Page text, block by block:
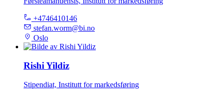
+4746410146
stefan.worm@bi.no
Oslo
Rishi Yildiz
Stipendiat, Institutt for markedsføring